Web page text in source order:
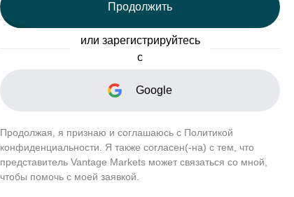
Лучшие в своем классе -
Всемирно
Продолжить
или зарегистрируйтесь
с
Google
Продолжая, я признаю и соглашаюсь с Политикой
конфиденциальности. Я также согласен(-на) с тем, что
представитель Vantage Markets может связаться со мной,
чтобы помочь с моей заявкой.